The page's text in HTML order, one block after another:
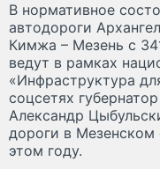
В нормативное
автодороги
Кимжа – Мезень с
ведут в рамках
«Инфраструктура
соцсетях
Александр
дороги в Мезенском
этом году.